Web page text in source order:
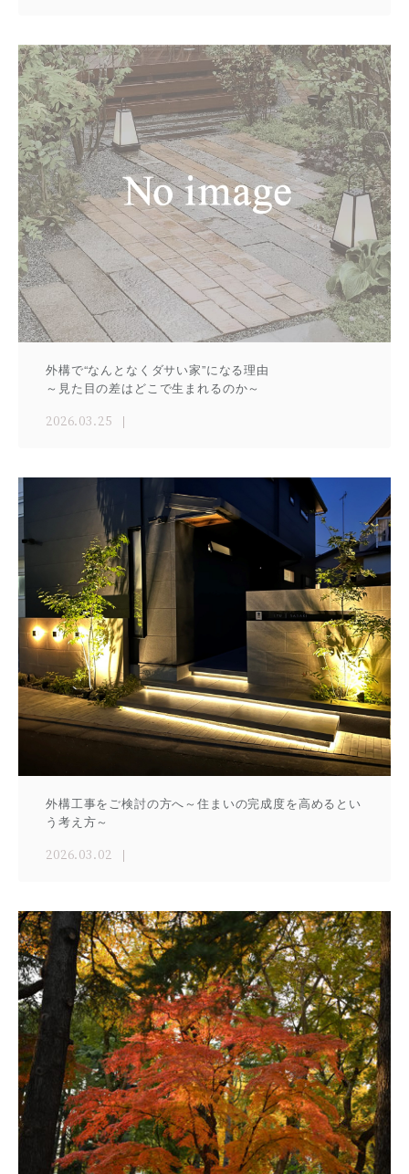
外構で“なんとなくダサい家”になる理由
～見た目の差はどこで生まれるのか～
2026.03.25
外構工事をご検討の方へ～住まいの完成度を高めるとい
う考え方～
2026.03.02